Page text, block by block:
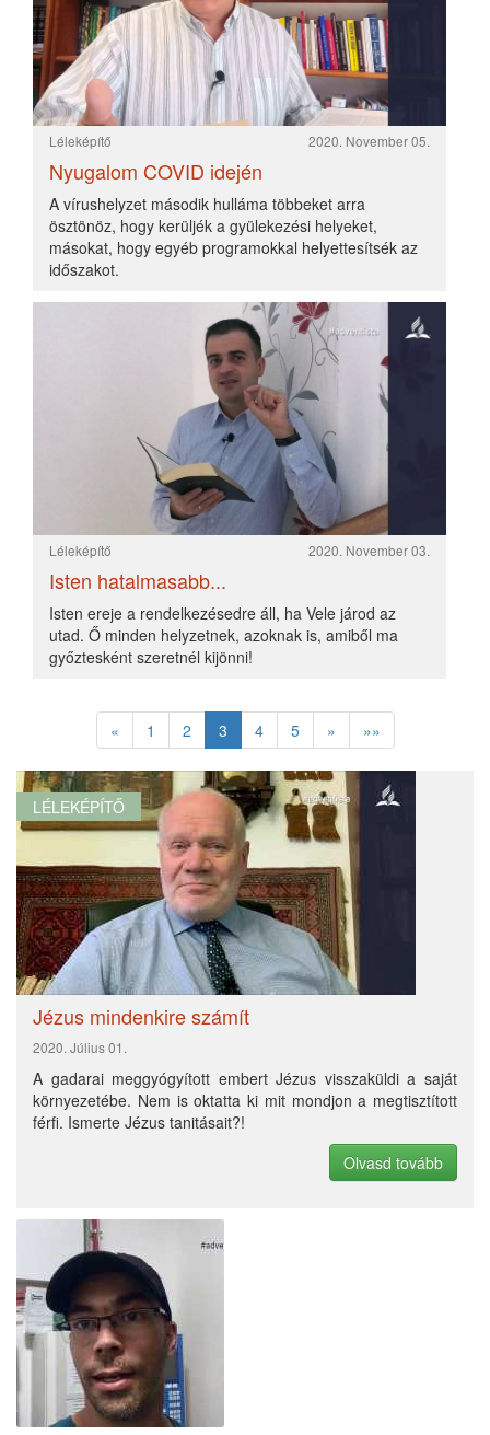
Olvasd tovább
Növényi fehérjék és a vérnyomás
2017. Február 21.
A legboldogabb lustálkodó
2018. Február 01.
Bibliai Szuperhősök: Márk
2016. December 15.